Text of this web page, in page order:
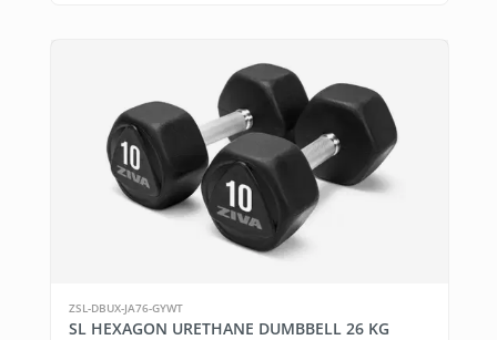
ZSL-DBUX-JA76-GYWT
SL HEXAGON URETHANE DUMBBELL 26 KG